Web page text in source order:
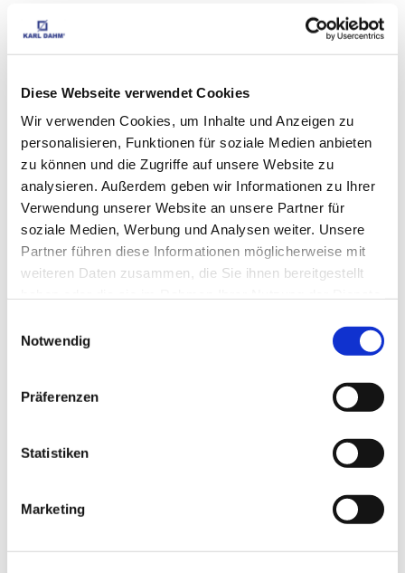
Diese Webseite verwendet Cookies
Wir verwenden Cookies, um Inhalte und Anzeigen zu
personalisieren, Funktionen für soziale Medien anbieten
zu können und die Zugriffe auf unsere Website zu
analysieren. Außerdem geben wir Informationen zu Ihrer
Verwendung unserer Website an unsere Partner für
soziale Medien, Werbung und Analysen weiter. Unsere
Partner führen diese Informationen möglicherweise mit
weiteren Daten zusammen, die Sie ihnen bereitgestellt
Notwendig
Präferenzen
Statistiken
Marketing
Diamant Fingerfräser Ø 10 / 25 mm mit M14-
Aufnahme, Art.-Nr. 50860
EUR27,25Inkl. MwSt *
Fugenfräser Diamant Segmentform | 1,2 mm
Art.Nr. 40870
EUR39,90Exkl. MwSt
Diamantfugenfräser Segmentform | 2,2 mm